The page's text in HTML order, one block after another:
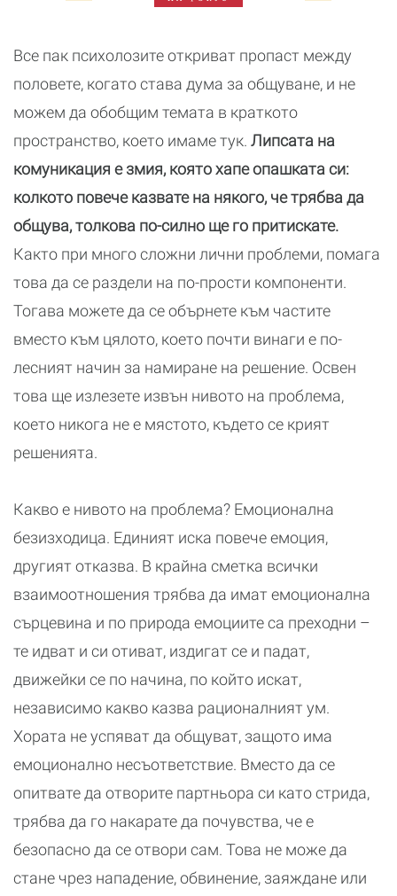
Все пак психолозите откриват пропаст между
половете, когато става дума за общуване, и не
можем да обобщим темата в краткото
пространство, което имаме тук. Липсата на
комуникация е змия, която хапе опашката си:
колкото повече казвате на някого, че трябва да
общува, толкова по-силно ще го притискате.
Както при много сложни лични проблеми, помага
това да се раздели на по-прости компоненти.
Тогава можете да се обърнете към частите
вместо към цялото, което почти винаги е по-
лесният начин за намиране на решение. Освен
това ще излезете извън нивото на проблема,
което никога не е мястото, където се крият
решенията.
Какво е нивото на проблема? Емоционална
безизходица. Единият иска повече емоция,
другият отказва. В крайна сметка всички
взаимоотношения трябва да имат емоционална
сърцевина и по природа емоциите са преходни –
те идват и си отиват, издигат се и падат,
движейки се по начина, по който искат,
независимо какво казва рационалният ум.
Хората не успяват да общуват, защото има
емоционално несъответствие. Вместо да се
опитвате да отворите партньора си като стрида,
трябва да го накарате да почувства, че е
безопасно да се отвори сам. Това не може да
стане чрез нападение, обвинение, заяждане или